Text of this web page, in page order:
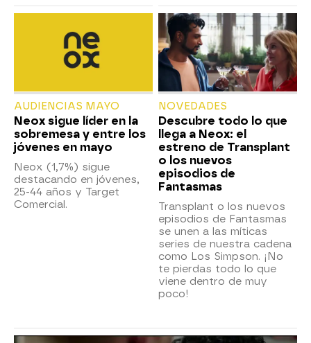
AUDIENCIAS MAYO
Neox sigue líder en la
sobremesa y entre los
jóvenes en mayo
Neox (1,7%) sigue
destacando en jóvenes,
25-44 años y Target
Comercial.
NOVEDADES
Descubre todo lo que
llega a Neox: el
estreno de Transplant
o los nuevos
episodios de
Fantasmas
Transplant o los nuevos
episodios de Fantasmas
se unen a las míticas
series de nuestra cadena
como Los Simpson. ¡No
te pierdas todo lo que
viene dentro de muy
poco!